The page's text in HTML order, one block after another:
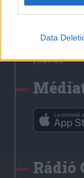
Data
Főtér
Rádió
Jóállás
Rádió